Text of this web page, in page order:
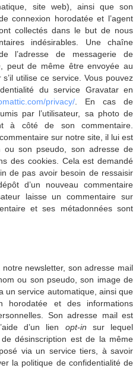
site web), ainsi que son
connexion horodatée et l’agent
collectés dans le but de nous
indésirables. Une chaîne
l’adresse de messagerie de
, peut de même être envoyée au
utilise ce service. Vous pouvez
du service Gravatar en
privacy/ . En cas de
par l’utilisateur, sa photo de
à côté de son commentaire.
sur notre site, il lui est
ou son pseudo, son adresse de
des cookies. Cela est demandé
de pas avoir besoin de ressaisir
d’un nouveau commentaire
laisse un commentaire sur
et ses métadonnées sont
notre newsletter, son adresse mail
ou son pseudo, son image de
un service automatique, ainsi que
horodatée et des informations
Son adresse mail est
d’un lien opt-in sur lequel
désinscription est de la même
via un service tiers, à savoir
la politique de confidentialité de